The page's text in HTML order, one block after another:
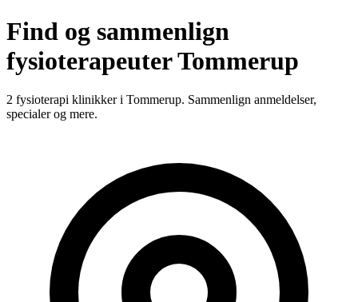
Find og sammenlign
fysioterapeuter Tommerup
2 fysioterapi klinikker i Tommerup. Sammenlign anmeldelser,
specialer og mere.